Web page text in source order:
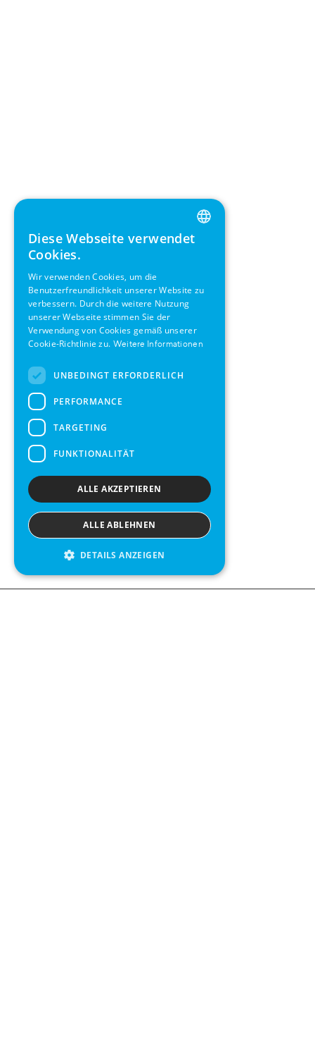
ENGLISH
SWEDISH
Diese Webseite verwendet
Cookies.
Wir verwenden Cookies, um die
Benutzerfreundlichkeit unserer Website zu
verbessern. Durch die weitere Nutzung
unserer Webseite stimmen Sie der
Verwendung von Cookies gemäß unserer
Cookie-Richtlinie zu. Weitere Informationen
UNBEDINGT ERFORDERLICH
PERFORMANCE
TARGETING
FUNKTIONALITÄT
ALLE AKZEPTIEREN
ALLE ABLEHNEN
DETAILS ANZEIGEN